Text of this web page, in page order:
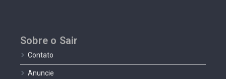
Sobre o Sair
Contato
Anuncie